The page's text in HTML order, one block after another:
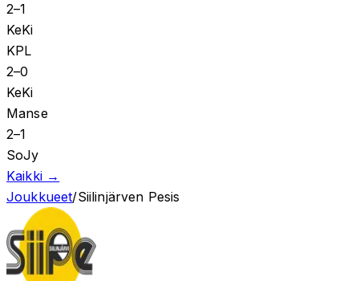
2–1
KeKi
KPL
2–0
KeKi
Manse
2–1
SoJy
Kaikki →
Joukkueet/Siilinjärven Pesis